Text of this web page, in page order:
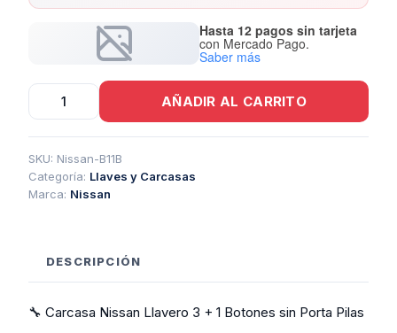
Hasta 12 pagos sin tarjeta
con Mercado Pago.
Saber más
Carcasa
Nissan
Llavero
3
+
1
Botones
cantidad
AÑADIR AL CARRITO
SKU: Nissan-B11B
Categoría: Llaves y Carcasas
Marca: Nissan
DESCRIPCIÓN
🔧 Carcasa Nissan Llavero 3 + 1 Botones sin Porta Pilas